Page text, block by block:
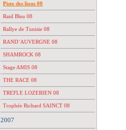
Piste des lions 08
Raid Bleu 08
Rallye de Tunisie 08
RAND’AUVERGNE 08
SHAMROCK 08
Stage AMIS 08
THE RACE 08
TREFLE LOZERIEN 08
Trophée Richard SAINCT 08
2007